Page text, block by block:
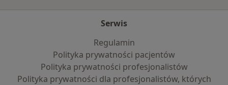
Serwis
Regulamin
Polityka prywatności pacjentów
Polityka prywatności profesjonalistów
Polityka prywatności dla profesjonalistów, których